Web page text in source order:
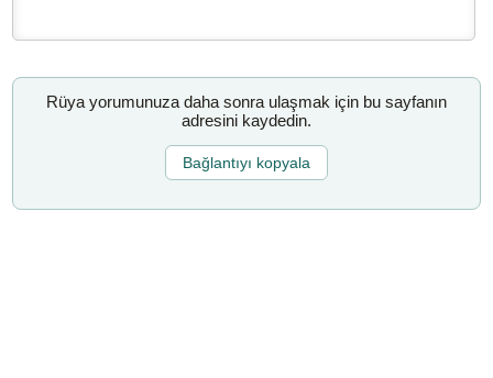
Rüya yorumunuza daha sonra ulaşmak için bu sayfanın
adresini kaydedin.
Bağlantıyı kopyala